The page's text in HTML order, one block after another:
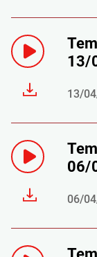
13/
13/
06/
06/